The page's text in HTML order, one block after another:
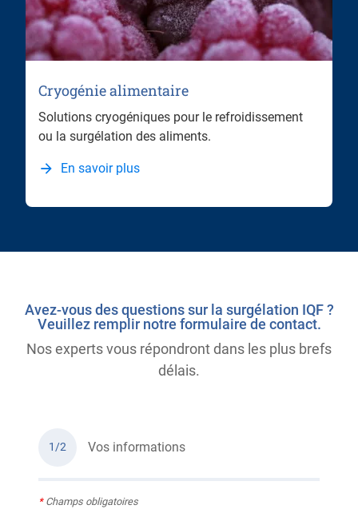
Cryogénie alimentaire
Solutions cryogéniques pour le refroidissement
ou la surgélation des aliments.
En savoir plus
Avez-vous des questions sur la surgélation IQF ?
Veuillez remplir notre formulaire de contact.
Nos experts vous répondront dans les plus brefs
délais.
1/2 Vos informations
*Champs obligatoires